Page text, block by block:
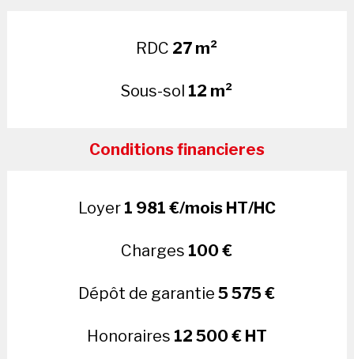
RDC 27 m²
Sous-sol 12 m²
Conditions financieres
Loyer 1 981 €/mois HT/HC
Charges 100 €
Dépôt de garantie5 575 €
Honoraires 12 500 € HT